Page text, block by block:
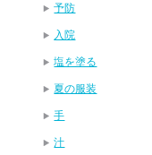
予防
入院
塩を塗る
夏の服装
手
汁